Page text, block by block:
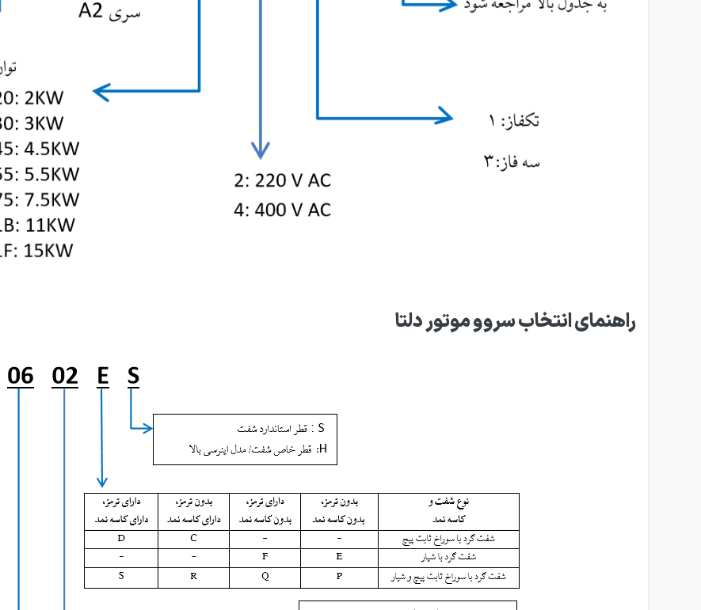
راهنمای انتخاب سروو موتور دلتا